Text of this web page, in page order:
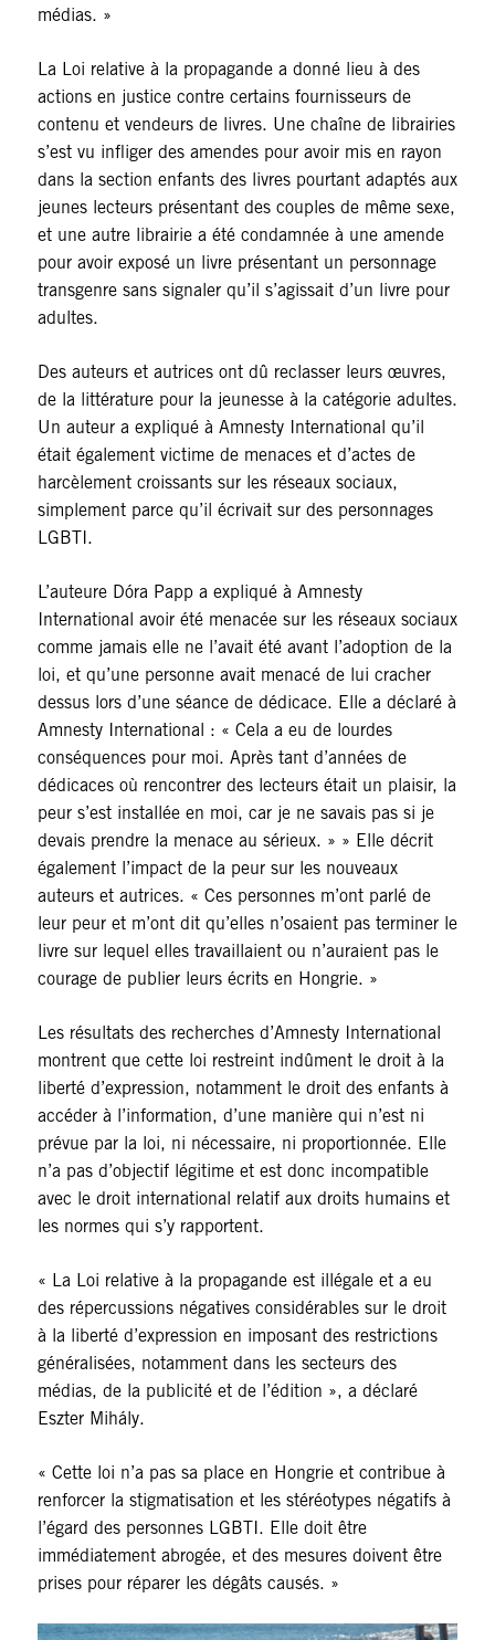
médias. »
La Loi relative à la propagande a donné lieu à des
actions en justice contre certains fournisseurs de
contenu et vendeurs de livres. Une chaîne de librairies
s’est vu infliger des amendes pour avoir mis en rayon
dans la section enfants des livres pourtant adaptés aux
jeunes lecteurs présentant des couples de même sexe,
et une autre librairie a été condamnée à une amende
pour avoir exposé un livre présentant un personnage
transgenre sans signaler qu’il s’agissait d’un livre pour
adultes.
Des auteurs et autrices ont dû reclasser leurs œuvres,
de la littérature pour la jeunesse à la catégorie adultes.
Un auteur a expliqué à Amnesty International qu’il
était également victime de menaces et d’actes de
harcèlement croissants sur les réseaux sociaux,
simplement parce qu’il écrivait sur des personnages
LGBTI.
L’auteure Dóra Papp a expliqué à Amnesty
International avoir été menacée sur les réseaux sociaux
comme jamais elle ne l’avait été avant l’adoption de la
loi, et qu’une personne avait menacé de lui cracher
dessus lors d’une séance de dédicace. Elle a déclaré à
Amnesty International : « Cela a eu de lourdes
conséquences pour moi. Après tant d’années de
dédicaces où rencontrer des lecteurs était un plaisir, la
peur s’est installée en moi, car je ne savais pas si je
devais prendre la menace au sérieux. » » Elle décrit
également l’impact de la peur sur les nouveaux
auteurs et autrices. « Ces personnes m’ont parlé de
leur peur et m’ont dit qu’elles n’osaient pas terminer le
livre sur lequel elles travaillaient ou n’auraient pas le
courage de publier leurs écrits en Hongrie. »
Les résultats des recherches d’Amnesty International
montrent que cette loi restreint indûment le droit à la
liberté d’expression, notamment le droit des enfants à
accéder à l’information, d’une manière qui n’est ni
prévue par la loi, ni nécessaire, ni proportionnée. Elle
n’a pas d’objectif légitime et est donc incompatible
avec le droit international relatif aux droits humains et
les normes qui s’y rapportent.
« La Loi relative à la propagande est illégale et a eu
des répercussions négatives considérables sur le droit
à la liberté d’expression en imposant des restrictions
généralisées, notamment dans les secteurs des
médias, de la publicité et de l’édition », a déclaré
Eszter Mihály.
« Cette loi n’a pas sa place en Hongrie et contribue à
renforcer la stigmatisation et les stéréotypes négatifs à
l’égard des personnes LGBTI. Elle doit être
immédiatement abrogée, et des mesures doivent être
prises pour réparer les dégâts causés. »